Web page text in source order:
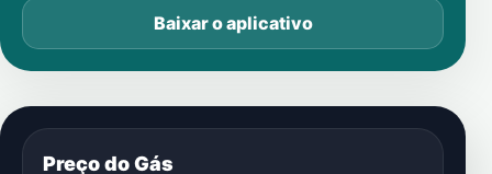
Baixar o aplicativo
Preço do Gás